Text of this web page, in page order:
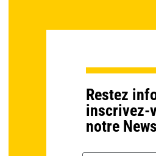
Restez
inscrivez-
notre